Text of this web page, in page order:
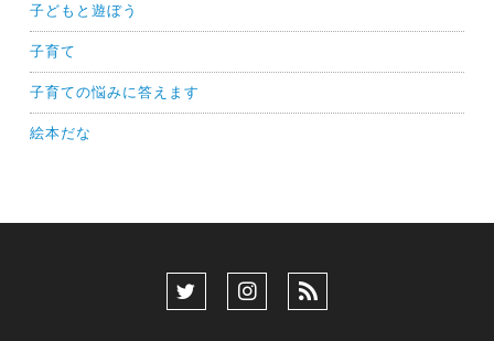
子どもと遊ぼう
子育て
子育ての悩みに答えます
絵本だな